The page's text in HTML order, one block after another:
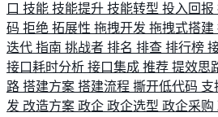
口 技能 技能提升 技能转型 投入回报
码 拒绝 拓展性 拖拽开发 拖拽式搭建
迭代 指南 挑战者 排名 排查 排行榜
接口耗时分析 接口集成 推荐 提效思
路 搭建方案 搭建流程 撕开低代码 支
发 改造方案 政企 政企选型 政企采购